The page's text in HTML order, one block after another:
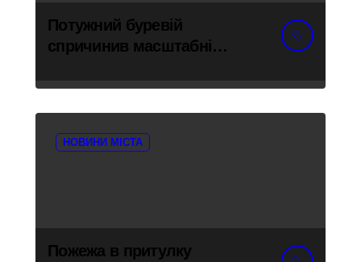
Потужний буревій
спричинив масштабні
НОВИНИ МІСТА
Пожежа в притулку